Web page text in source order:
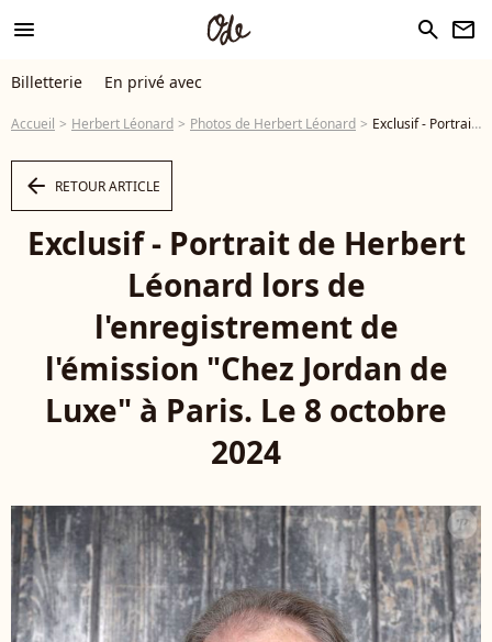
menu search newsletter
Billetterie En privé avec
Accueil Herbert Léonard Photos de Herbert Léonard Exclusif - Portrait de Herbert Léonard lors de l'enregistrement de l'émission "Chez Jordan de Luxe" à Paris. Le 8 octobre 2024 © Cédric Perrin / Bestimage - Photo
arrow_left RETOUR ARTICLE
Exclusif - Portrait de Herbert
Léonard lors de
l'enregistrement de
l'émission "Chez Jordan de
Luxe" à Paris. Le 8 octobre
2024